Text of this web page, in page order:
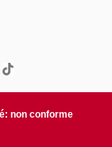
non conforme